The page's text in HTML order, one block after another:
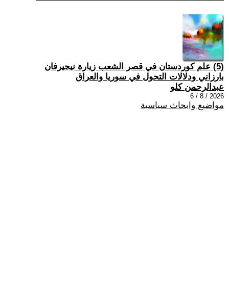
(5) علم كوردستان في قصر الشعب زيارة نيجيرفان
بارزاني ودلالات التحول في سوريا والعراق
عبدالرحمن كلو
2026 / 8 / 6
مواضيع وابحاث سياسية